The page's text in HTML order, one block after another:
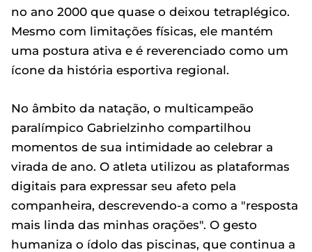
no ano 2000 que quase o deixou tetraplégico.
Mesmo com limitações físicas, ele mantém
uma postura ativa e é reverenciado como um
ícone da história esportiva regional.
No âmbito da natação, o multicampeão
paralímpico Gabrielzinho compartilhou
momentos de sua intimidade ao celebrar a
virada de ano. O atleta utilizou as plataformas
digitais para expressar seu afeto pela
companheira, descrevendo-a como a "resposta
mais linda das minhas orações". O gesto
humaniza o ídolo das piscinas, que continua a